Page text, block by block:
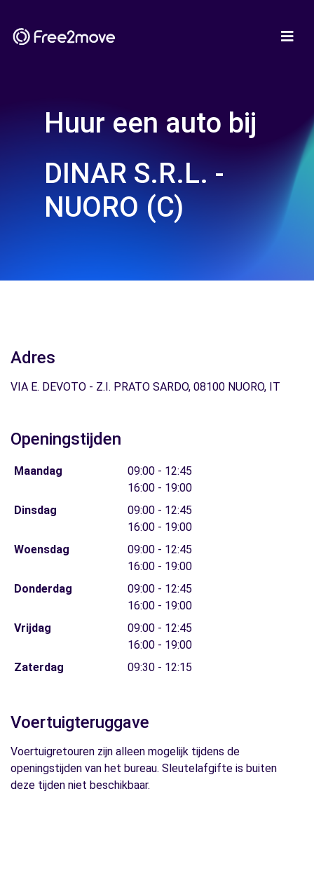
Huur een auto bij
DINAR S.R.L. -
NUORO (C)
Adres
VIA E. DEVOTO - Z.I. PRATO SARDO, 08100 NUORO, IT
Openingstijden
Maandag
09:00 - 12:45
16:00 - 19:00
Dinsdag
09:00 - 12:45
16:00 - 19:00
Woensdag
09:00 - 12:45
16:00 - 19:00
Donderdag
09:00 - 12:45
16:00 - 19:00
Vrijdag
09:00 - 12:45
16:00 - 19:00
Zaterdag
09:30 - 12:15
Voertuigteruggave
Voertuigretouren zijn alleen mogelijk tijdens de
openingstijden van het bureau. Sleutelafgifte is buiten
deze tijden niet beschikbaar.